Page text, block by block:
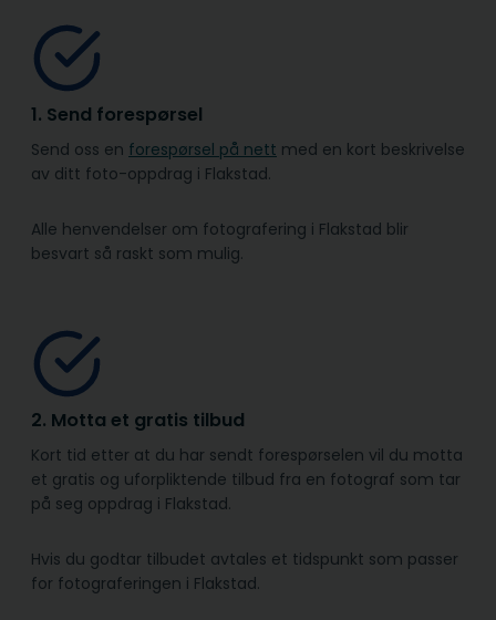
1. Send forespørsel
Send oss en forespørsel på nett med en kort beskrivelse
av ditt foto-oppdrag i Flakstad.
Alle henvendelser om fotografering i Flakstad blir
besvart så raskt som mulig.
2. Motta et gratis tilbud
Kort tid etter at du har sendt forespørselen vil du motta
et gratis og uforpliktende tilbud fra en fotograf som tar
på seg oppdrag i Flakstad.
Hvis du godtar tilbudet avtales et tidspunkt som passer
for fotograferingen i Flakstad.